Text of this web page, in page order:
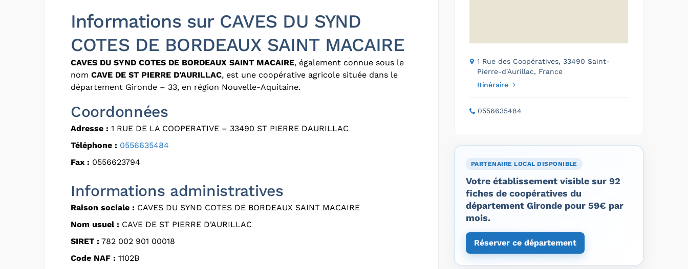
Informations sur CAVES DU SYND
COTES DE BORDEAUX SAINT MACAIRE
CAVES DU SYND COTES DE BORDEAUX SAINT MACAIRE, également connue sous le
nom CAVE DE ST PIERRE D'AURILLAC, est une coopérative agricole située dans le
département Gironde – 33, en région Nouvelle-Aquitaine.
Coordonnées
Adresse : 1 RUE DE LA COOPERATIVE – 33490 ST PIERRE DAURILLAC
Téléphone : 0556635484
Fax : 0556623794
Informations administratives
Raison sociale : CAVES DU SYND COTES DE BORDEAUX SAINT MACAIRE
Nom usuel : CAVE DE ST PIERRE D'AURILLAC
SIRET : 782 002 901 00018
Code NAF : 1102B
1 Rue des Coopératives, 33490 Saint-
Pierre-d'Aurillac, France
Itinéraire
0556635484
PARTENAIRE LOCAL DISPONIBLE
Votre établissement visible sur 92
fiches de coopératives du
département Gironde pour 59€ par
mois.
Réserver ce département